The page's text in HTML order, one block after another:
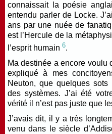
connaissait la poésie
entendu parler de Locke.
ans par une nuée de
est l’Hercule de la
l’esprit humain 6.
Ma destinée a encore voulu
expliqué à mes
Neuton, que quelques
des systèmes. J’ai été
vérité il n’est pas juste que
J’avais dit, il y a très
venu dans le siècle